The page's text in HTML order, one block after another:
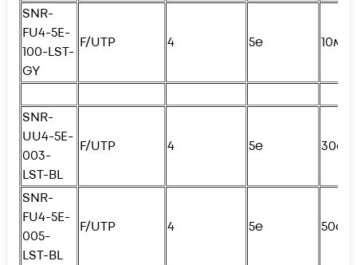
SNR-
FU4-5E-
100-LST-
GY
F/UTP 4 5e 10м
SNR-
UU4-5E-
003-
LST-BL
F/UTP 4 5e 30см
SNR-
FU4-5E-
005-
LST-BL
F/UTP 4 5e 50см